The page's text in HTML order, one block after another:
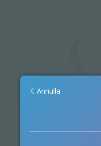
Annulla